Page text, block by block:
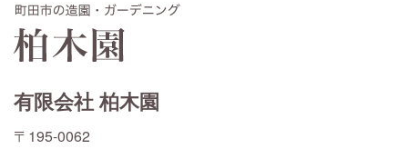
有限会社 柏木園
〒195-0062